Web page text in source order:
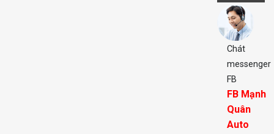
Chát
messenger
FB
FB Mạnh
Quân
Auto